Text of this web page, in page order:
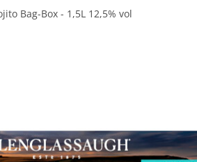
Bag-Box - 1,5L 12,5% vol
von 4.6 von 5 Sternen